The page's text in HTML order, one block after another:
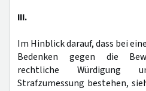
III.
Im Hinblick darauf, dass bei
Bedenken gegen die
rechtliche Würdigung
Strafzumessung bestehen,